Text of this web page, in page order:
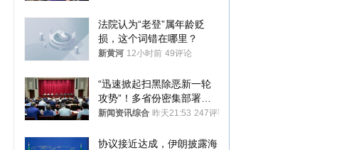
法院认为“老登”属年龄贬
损，这个词错在哪里？
新黄河 12小时前 49评论
“迅速掀起扫黑除恶新一轮
攻势”！多省份密集部署，
公布举报方式
新闻资讯综合 昨天21:53 247评论
协议接近达成，伊朗披露海